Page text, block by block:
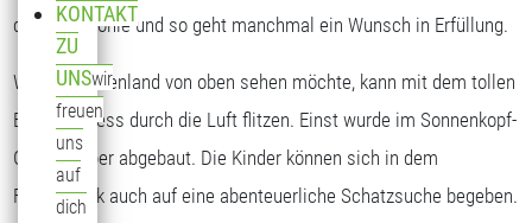
KONTAKT
ZU
UNSwir
freuen
uns
auf
dich
der Bärenhöhle und so geht manchmal ein Wunsch in Erfüllung.
Wer das Bärenland von oben sehen möchte, kann mit dem tollen
Bären-Express durch die Luft flitzen. Einst wurde im Sonnenkopf-
Gebiet Silber abgebaut. Die Kinder können sich in dem
Freizeitpark auch auf eine abenteuerliche Schatzsuche begeben.